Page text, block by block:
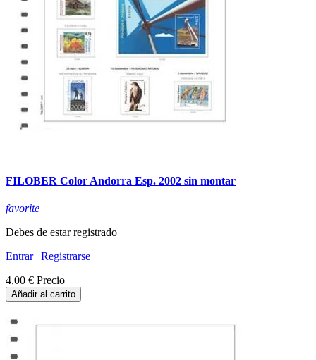
FILOBER Color Andorra Esp. 2002 sin montar
favorite
Debes de estar registrado
Entrar| Registrarse
4,00 € Precio
Añadir al carrito